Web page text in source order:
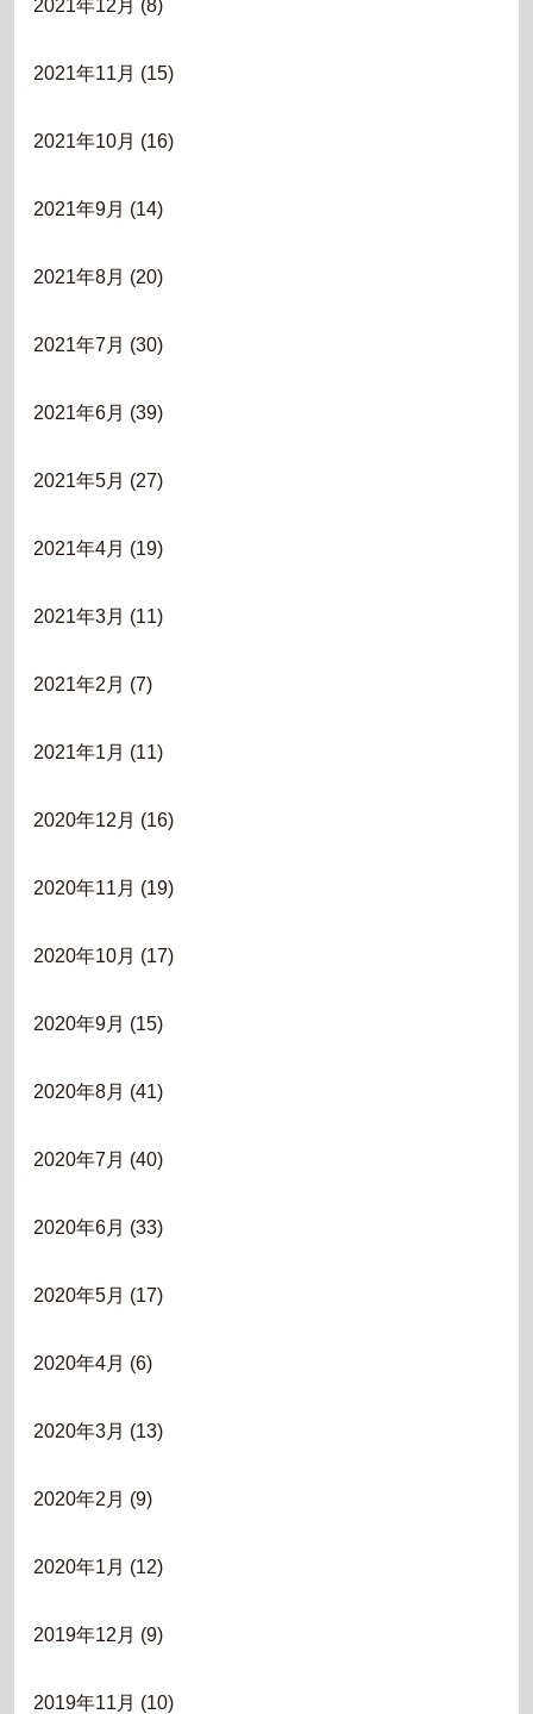
2021年12月 (8)
2021年11月 (15)
2021年10月 (16)
2021年9月 (14)
2021年8月 (20)
2021年7月 (30)
2021年6月 (39)
2021年5月 (27)
2021年4月 (19)
2021年3月 (11)
2021年2月 (7)
2021年1月 (11)
2020年12月 (16)
2020年11月 (19)
2020年10月 (17)
2020年9月 (15)
2020年8月 (41)
2020年7月 (40)
2020年6月 (33)
2020年5月 (17)
2020年4月 (6)
2020年3月 (13)
2020年2月 (9)
2020年1月 (12)
2019年12月 (9)
2019年11月 (10)